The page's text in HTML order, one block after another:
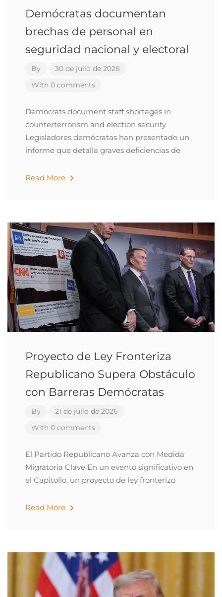
Demócratas documentan
brechas de personal en
seguridad nacional y electoral
By
30 de julio de 2026
With 0 comments
Democrats document staff shortages in
counterterrorism and election security
Legisladores demócratas han presentado un
informe que detalla graves deficiencias de
Read More
Proyecto de Ley Fronteriza
Republicano Supera Obstáculo
con Barreras Demócratas
By
21 de julio de 2026
With 0 comments
El Partido Republicano Avanza con Medida
Migratoria Clave En un evento significativo en
el Capitolio, un proyecto de ley fronterizo
Read More